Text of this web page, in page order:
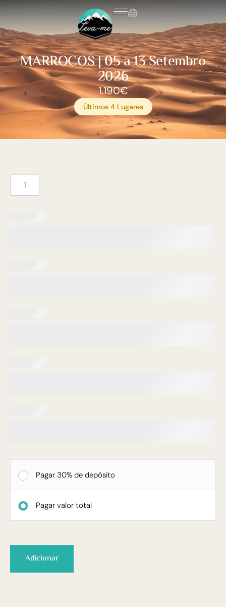
MARROCOS | 05 a 13 Setembro
2026
1.190€
Últimos 4 Lugares
Pagar 30% de depósito
Pagar valor total
Adicionar